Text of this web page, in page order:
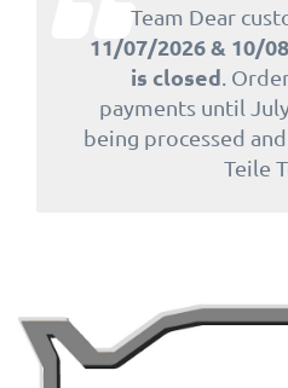
Team Dear
11/07/2026 & 10/
is closed .
payments until
being processed
Teile